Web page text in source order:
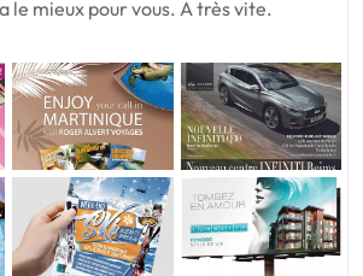
le mieux pour vous. A très vite.